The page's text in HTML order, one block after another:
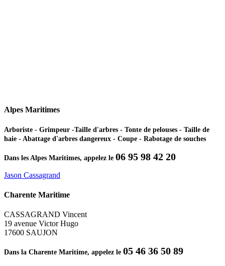
Alpes Maritimes
Arboriste - Grimpeur -Taille d'arbres - Tonte de pelouses - Taille de
haie - Abattage d'arbres dangereux - Coupe - Rabotage de souches
Dans les Alpes Maritimes, appelez le 06 95 98 42 20
Jason Cassagrand
Charente Maritime
CASSAGRAND Vincent
19 avenue Victor Hugo
17600 SAUJON
Dans la Charente Maritime, appelez le 05 46 36 50 89